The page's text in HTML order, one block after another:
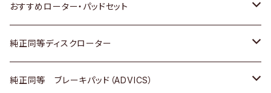
ダイハツ
マツダ
三菱
いすゞ
ダイハツ
マツダ
いすゞ
ダイハツ
三菱
スズキ
日産
ダイハツ
ホンダ
スズキ
日産
トヨタ
日産
いすゞ
おすすめローター・パッドセット
トヨタ
ホンダ
純正同等ディスクローター
トヨタ
純正同等 ブレーキパッド（ADVICS）